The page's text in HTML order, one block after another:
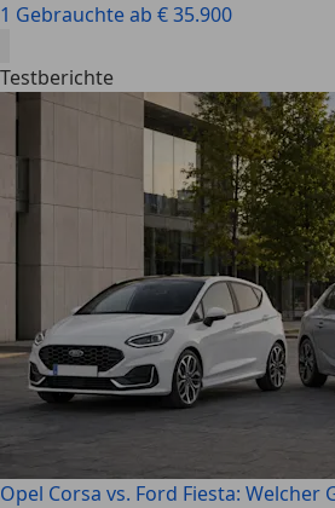
1 Gebrauchte ab € 35.900
Testberichte
Opel Corsa vs. Ford Fiesta: